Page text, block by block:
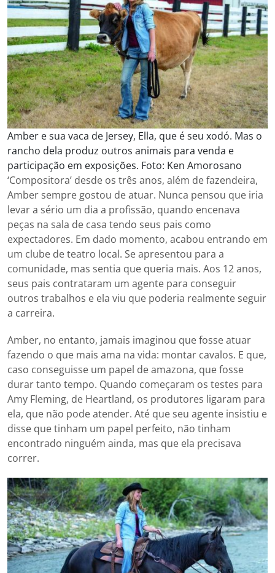
Amber e sua vaca de Jersey, Ella, que é seu xodó. Mas o
rancho dela produz outros animais para venda e
participação em exposições. Foto: Ken Amorosano
‘Compositora’ desde os três anos, além de fazendeira,
Amber sempre gostou de atuar. Nunca pensou que iria
levar a sério um dia a profissão, quando encenava
peças na sala de casa tendo seus pais como
expectadores. Em dado momento, acabou entrando em
um clube de teatro local. Se apresentou para a
comunidade, mas sentia que queria mais. Aos 12 anos,
seus pais contrataram um agente para conseguir
outros trabalhos e ela viu que poderia realmente seguir
a carreira.
Amber, no entanto, jamais imaginou que fosse atuar
fazendo o que mais ama na vida: montar cavalos. E que,
caso conseguisse um papel de amazona, que fosse
durar tanto tempo. Quando começaram os testes para
Amy Fleming, de Heartland, os produtores ligaram para
ela, que não pode atender. Até que seu agente insistiu e
disse que tinham um papel perfeito, não tinham
encontrado ninguém ainda, mas que ela precisava
correr.